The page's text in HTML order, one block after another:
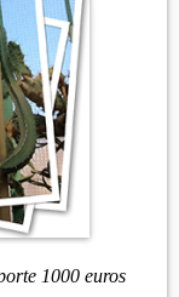
1000 euros